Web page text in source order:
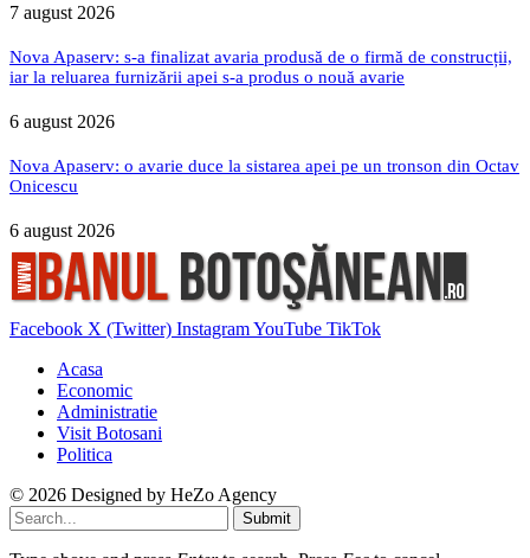
7 august 2026
Nova Apaserv: s-a finalizat avaria produsă de o firmă de construcții,
iar la reluarea furnizării apei s-a produs o nouă avarie
6 august 2026
Nova Apaserv: o avarie duce la sistarea apei pe un tronson din Octav
Onicescu
6 august 2026
Facebook X (Twitter) InstagramYouTube TikTok
Acasa
Economic
Administratie
Visit Botosani
Politica
© 2026 Designed by HeZo Agency
Submit